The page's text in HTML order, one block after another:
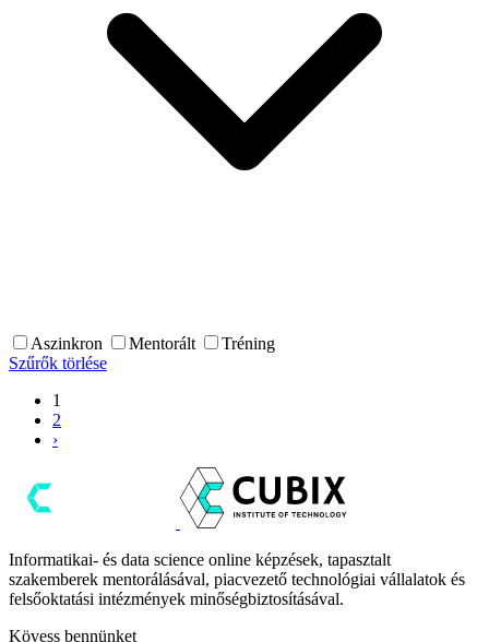
Aszinkron Mentorált
Tréning
Szűrők törlése
1
2
›
Informatikai- és data science online képzések, tapasztalt
szakemberek mentorálásával, piacvezető technológiai vállalatok és
felsőoktatási intézmények minőségbiztosításával.
Kövess bennünket